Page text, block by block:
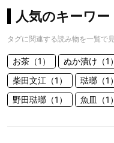
人気のキーワー
タグに関連する読み物を一覧で
お茶（1） ぬか漬け（1）
柴田文江（1）
琺瑯（1）
野田琺瑯（1）
魚皿（1）